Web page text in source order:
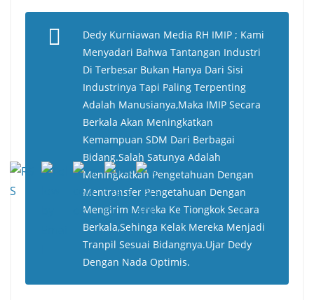
Dedy Kurniawan Media RH IMIP ; Kami
Menyadari Bahwa Tantangan Industri
Di Terbesar Bukan Hanya Dari Sisi
Industrinya Tapi Paling Terpenting
Adalah Manusianya,Maka IMIP Secara
Berkala Akan Meningkatkan
Kemampuan SDM Dari Berbagai
Bidang.Salah Satunya Adalah
Meningkatkan Pengetahuan Dengan
Mentransfer Pengetahuan Dengan
Mengirim Mereka Ke Tiongkok Secara
Berkala,Sehinga Kelak Mereka Menjadi
Tranpil Sesuai Bidangnya.Ujar Dedy
Dengan Nada Optimis.